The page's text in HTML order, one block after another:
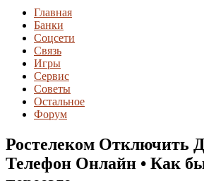
Главная
Банки
Соцсети
Связь
Игры
Сервис
Советы
Остальное
Форум
Ростелеком Отключить
Телефон Онлайн • Как